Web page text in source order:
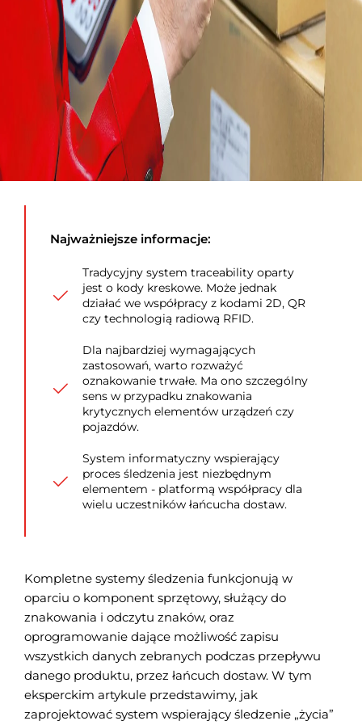
Najważniejsze informacje:
Tradycyjny system traceability oparty
jest o kody kreskowe. Może jednak
działać we współpracy z kodami 2D, QR
czy technologią radiową RFID.
Dla najbardziej wymagających
zastosowań, warto rozważyć
oznakowanie trwałe. Ma ono szczególny
sens w przypadku znakowania
krytycznych elementów urządzeń czy
pojazdów.
System informatyczny wspierający
proces śledzenia jest niezbędnym
elementem - platformą współpracy dla
wielu uczestników łańcucha dostaw.​
Kompletne systemy śledzenia funkcjonują w
oparciu o komponent sprzętowy, służący do
znakowania i odczytu znaków, oraz
oprogramowanie dające możliwość zapisu
wszystkich danych zebranych podczas przepływu
danego produktu, przez łańcuch dostaw. W tym
eksperckim artykule przedstawimy, jak
zaprojektować system wspierający śledzenie „życia”